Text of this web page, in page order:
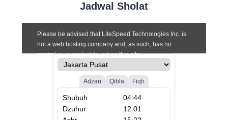
Jadwal Sholat